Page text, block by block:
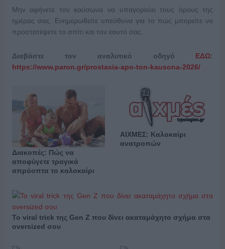
Μην αφήνετε τον καύσωνα να υπαγορεύει τους όρους της
ημέρας σας. Ενημερωθείτε υπεύθυνα για το πώς μπορείτε να
προστατέψετε το σπίτι και τον εαυτό σας.
Διαβάστε τον αναλυτικό οδηγό ΕΔΩ:
https://www.paron.gr/prostasia-apo-ton-kausona-2026/
Διακοπές: Πώς να
αποφύγετε τραγικά
απρόοπτα το καλοκαίρι
ΑΙΧΜΕΣ: Καλοκαίρι
ανατροπών
Το viral trick της Gen Z που δίνει ακαταμάχητο σχήμα στα
oversized σου